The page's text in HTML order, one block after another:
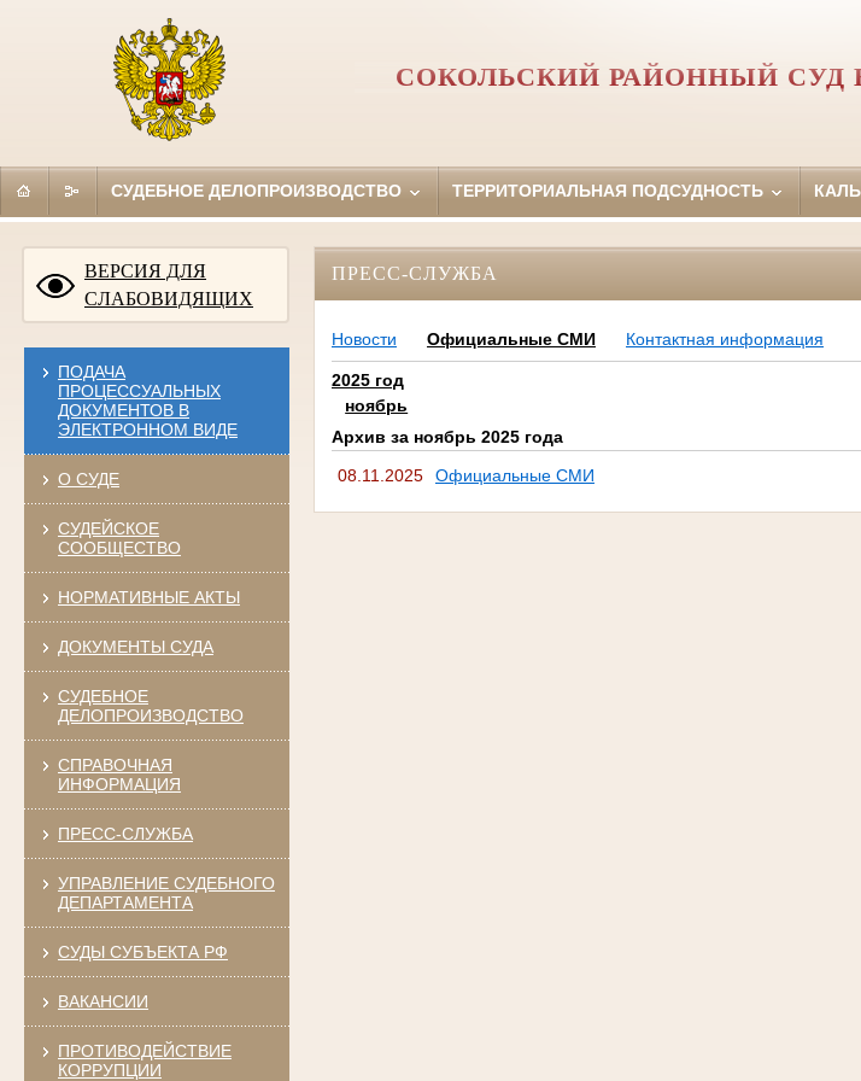
СОКОЛЬСКИЙ РАЙОННЫЙ СУД
СУДЕБНОЕ ДЕЛОПРОИЗВОДСТВО ТЕРРИТОРИАЛЬНАЯ ПОДСУДНОСТЬ
ВЕРСИЯ ДЛЯ
СЛАБОВИДЯЩИХ
ПОДАЧА
ПРОЦЕССУАЛЬНЫХ
ДОКУМЕНТОВ В
ЭЛЕКТРОННОМ ВИДЕ
О СУДЕ
СУДЕЙСКОЕ
СООБЩЕСТВО
НОРМАТИВНЫЕ АКТЫ
ДОКУМЕНТЫ СУДА
СУДЕБНОЕ
ДЕЛОПРОИЗВОДСТВО
СПРАВОЧНАЯ
ИНФОРМАЦИЯ
ПРЕСС-СЛУЖБА
УПРАВЛЕНИЕ СУДЕБНОГО
ДЕПАРТАМЕНТА
СУДЫ СУБЪЕКТА РФ
ВАКАНСИИ
ПРОТИВОДЕЙСТВИЕ
КОРРУПЦИИ
ПРЕСС-СЛУЖБА
Новости Официальные СМИ Контактная информация
2025 год
ноябрь
Архив за ноябрь 2025 года
08.11.2025
Официальные СМИ